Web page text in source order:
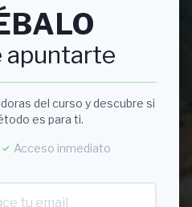
apuntarte
del curso y descubre si
es para ti.
Acceso inmediato